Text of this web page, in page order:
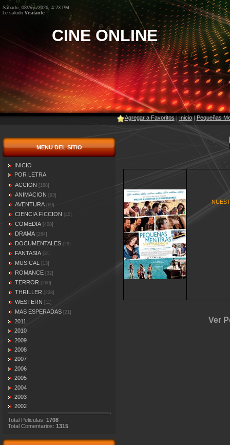
Sábado, 08/Ago/2026, 4:23 PM
Le saludo Visitante
CINE ONLINE
Agregar a Favoritos|Inicio|Pequeñas
MENU DEL SITIO
INICIO
POR LETRA
ACCION
[188]
ANIMACION [93]
AVENTURA [69]
CIENCIA FICCION [40]
COMEDIA [408]
DRAMA [284]
DOCUMENTALES [29]
FANTASIA [31]
MUSICAL [13]
ROMANCE [32]
TERROR [260]
THRILLER [228]
WESTERN [11]
MAS ESPERADAS [21]
2011
2010
2009
2008
2007
2006
2005
2004
2003
2002
Total Peliculas: 1708
Total Comentarios: 1315
Ver